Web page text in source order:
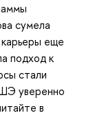
сумела
еще
подход к
стали
уверенно
в